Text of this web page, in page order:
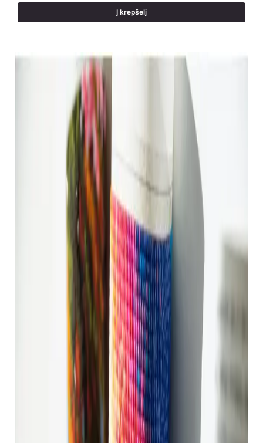
Į krepšelį